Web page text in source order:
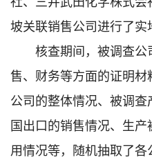
坡关联销售公司进行了实
核查期间，被调查公
售、财务等方面的证明
公司的整体情况、被调
国出口的销售情况、生
用情况等，随机抽取了